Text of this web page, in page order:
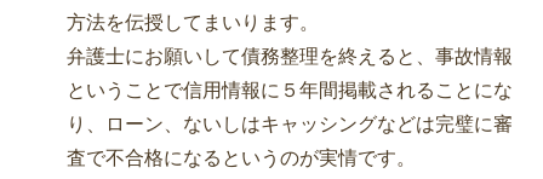
方法を伝授してまいります。
弁護士にお願いして債務整理を終えると、事故情報
ということで信用情報に５年間掲載されることにな
り、ローン、ないしはキャッシングなどは完璧に審
査で不合格になるというのが実情です。